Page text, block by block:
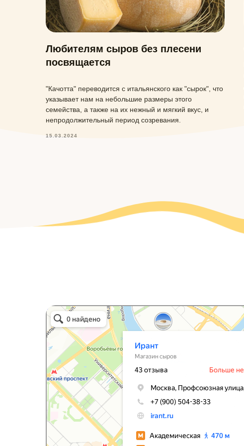
Любителям сыров без плесени
посвящается
"Качотта" переводится с итальянского как "сырок", что
указывает нам на небольшие размеры этого
семейства, а также на их нежный и мягкий вкус, и
непродолжительный период созревания.
15.03.2024
Ирант
Магазин сыров в Москве
Сыроварня в Москве